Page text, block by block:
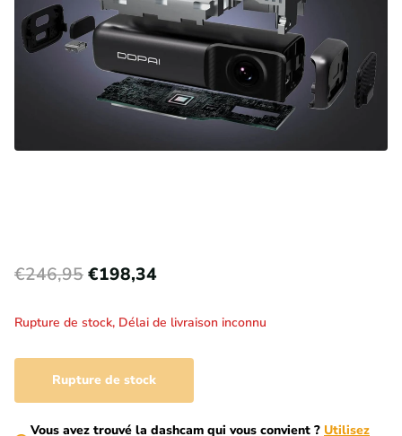
€246,95€198,34
Rupture de stock, Délai de livraison inconnu
Rupture de stock
Vous avez trouvé la dashcam qui vous convient ? Utilisez